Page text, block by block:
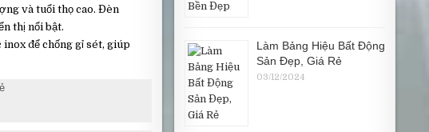
và tuổi thọ cao. Đèn
thị nổi bật.
để chống gỉ sét, giúp
Làm Bảng Hiệu Bất Động
Sản Đẹp, Giá Rẻ
03/12/2024